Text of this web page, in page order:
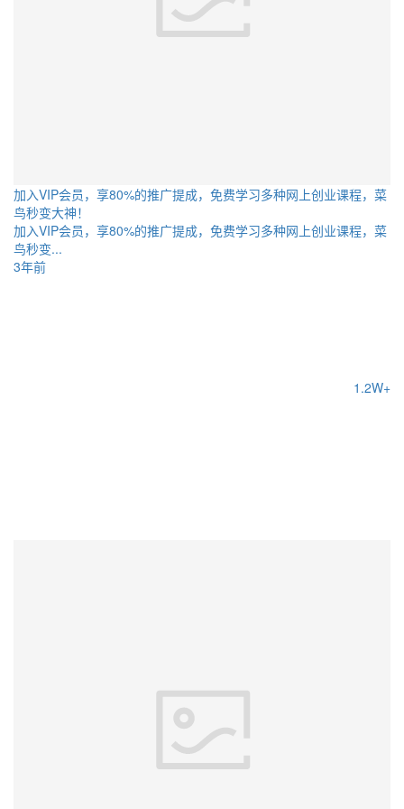
加入VIP会员，享80%的推广提成，免费学习多种网上创业课程，菜
鸟秒变大神！
加入VIP会员，享80%的推广提成，免费学习多种网上创业课程，菜
鸟秒变...
3年前
1.2W+